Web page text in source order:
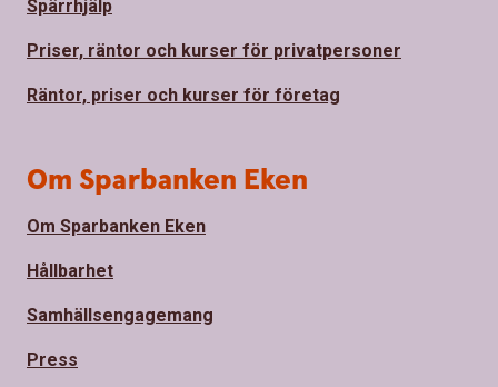
Spärrhjälp
Priser, räntor och kurser för privatpersoner
Räntor, priser och kurser för företag
Om Sparbanken Eken
Om Sparbanken Eken
Hållbarhet
Samhällsengagemang
Press